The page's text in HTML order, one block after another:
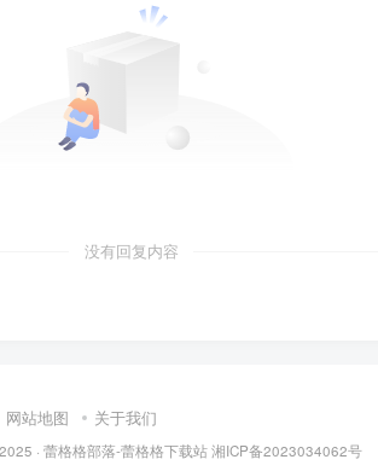
没有回复内容
网站地图 关于我们
· 蕾格格部落-蕾格格下载站湘ICP备2023034062号